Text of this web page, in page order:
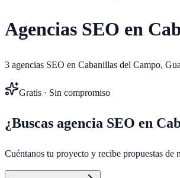
Agencias SEO en
3 agencias SEO en Cabanillas del Campo,
Gratis · Sin compromiso
¿Buscas agencia SEO en
Cuéntanos tu proyecto y recibe propuestas de